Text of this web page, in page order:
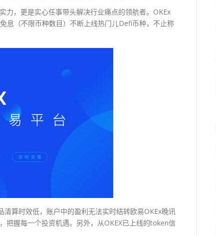
力，更是实心任事带头解决行业痛点的领航者。OKEx
息（不限币种数目）不断上线热门儿Defi币种，不止称
算时效低，账户中的盈利无法实时结转欧易OKEx晚讯
把握每一个投资机遇。另外，从OKEX已上线的token信